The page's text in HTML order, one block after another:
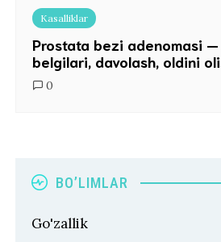
Kasalliklar
Prostata bezi adenomasi
belgilari, davolash, oldini
0
BO’LIMLAR
Go'zallik